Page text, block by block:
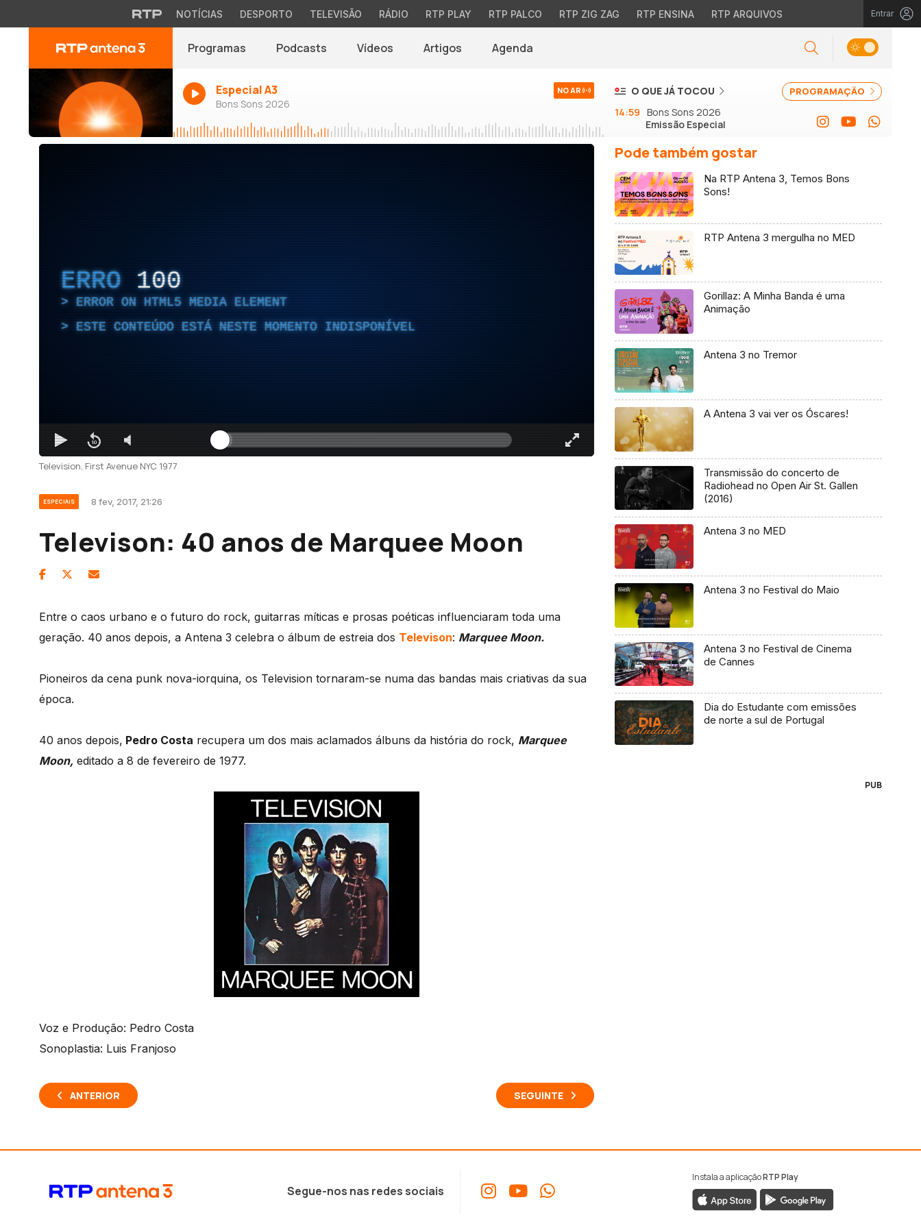
NOTÍCIAS DESPORTO TELEVISÃO RÁDIO RTP PLAY RTP PALCO RTP ZIG ZAG RTP ENSINA RTP ARQUIVOS Entrar
Programas Podcasts Vídeos Artigos Agenda
Especial A3
Bons Sons 2026
NO AR PROGRAMAÇÃO
O QUE JÁ TOCOU
14:59 Bons Sons 2026
Emissão Especial
ERRO 100
ERROR ON HTML5 MEDIA ELEMENT
ESTE CONTEÚDO ESTÁ NESTE MOMENTO INDISPONÍVEL
Television, First Avenue NYC 1977
ESPECIAIS 8 fev, 2017, 21:26
Televison: 40 anos de Marquee Moon
Entre o caos urbano e o futuro do rock, guitarras míticas e prosas poéticas influenciaram toda uma
geração. 40 anos depois, a Antena 3 celebra o álbum de estreia dos Televison: Marquee Moon.
Pioneiros da cena punk nova-iorquina, os Television tornaram-se numa das bandas mais criativas da sua
época.
40 anos depois, Pedro Costa recupera um dos mais aclamados álbuns da história do rock, Marquee
Moon, editado a 8 de fevereiro de 1977.
Voz e Produção: Pedro Costa
Sonoplastia: Luis Franjoso
ANTERIOR SEGUINTE
Pode também gostar
Na RTP Antena 3, Temos Bons
Sons!
RTP Antena 3 mergulha no MED
Gorillaz: A Minha Banda é uma
Animação
Antena 3 no Tremor
A Antena 3 vai ver os Óscares!
Transmissão do concerto de
Radiohead no Open Air St. Gallen
(2016)
Antena 3 no MED
Antena 3 no Festival do Maio
Antena 3 no Festival de Cinema
de Cannes
Dia do Estudante com emissões
de norte a sul de Portugal
PUB
Segue-nos nas redes sociais
Instala a aplicaçãoRTP Play